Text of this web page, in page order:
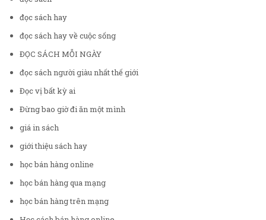
đọc sách hay
đọc sách hay về cuộc sống
ĐỌC SÁCH MỖI NGÀY
đọc sách người giàu nhất thế giới
Đọc vị bất kỳ ai
Đừng bao giờ đi ăn một mình
giá in sách
giới thiệu sách hay
học bán hàng online
học bán hàng qua mạng
học bán hàng trên mạng